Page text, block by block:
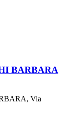
BARBARA
Via